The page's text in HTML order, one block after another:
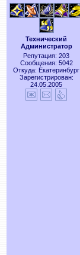
Технический
Администратор
Репутация: 203
Сообщения: 5042
Откуда: Екатеринбург
Зарегистрирован:
24.05.2005